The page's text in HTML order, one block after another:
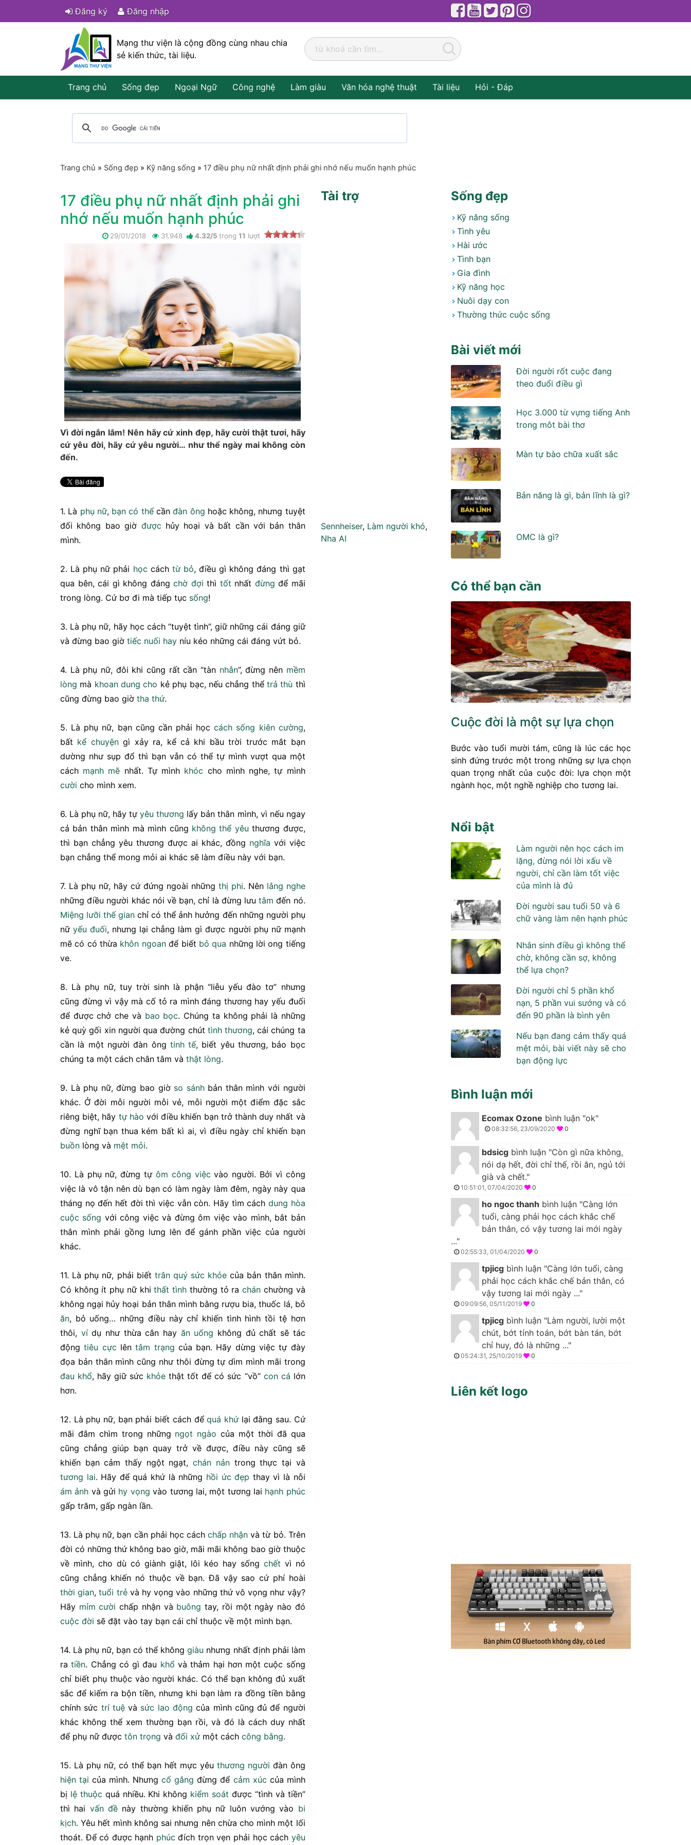
Đăng ký Đăng nhập
Mạng thư viện là cộng đồng cùng nhau chia
sẻ kiến thức, tài liệu.
Trang chủ Sống đẹp Ngoại Ngữ Công nghệ Làm giàu Văn hóa nghệ thuật Tài liệu Hỏi - Đáp
Trang chủ » Sống đẹp » Kỹ năng sống » 17 điều phụ nữ nhất định phải ghi nhớ nếu muốn hạnh phúc
17 điều phụ nữ nhất định phải ghi
nhớ nếu muốn hạnh phúc
29/01/2018 31.948 4.32/5 trong 11 lượt
Vì đời ngắn lắm! Nên hãy cứ xinh đẹp, hãy cười thật tươi, hãy
cứ yêu đời, hãy cứ yêu người… như thể ngày mai không còn
đến.
1. Là phụ nữ, bạn có thểcầnđàn ông hoặc không, nhưng tuyệt
đối không bao giờ được hủy hoại và bất cần với bản thân
mình.
2. Là phụ nữ phải học cách từ bỏ, điều gì không đáng thì gạt
qua bên, cái gì không đángchờ đợi thì tốt nhất đừng để mãi
trong lòng. Cứ bơ đi mà tiếp tục sống!
3. Là phụ nữ, hãy học cách “tuyệt tình”, giữ những cái đáng giữ
và đừng bao giờ tiếc nuối hay níu kéo những cái đáng vứt bỏ.
4. Là phụ nữ, đôi khi cũng rất cần “tàn nhẫn”, đừng nên mềm
lòng mà khoan dung cho kẻ phụ bạc, nếu chẳng thể trả thù thì
cũng đừng bao giờ tha thứ.
5. Là phụ nữ, bạn cũng cần phải họccách sống kiên cường,
bất kể chuyệngì xảy ra, kể cả khi bầu trời trước mắt bạn
dường như sụp đổ thì bạn vẫn có thể tự mình vượt qua một
cách mạnh mẽ nhất. Tự mình khóc cho mình nghe, tự mình
cười cho mình xem.
6. Là phụ nữ, hãy tựyêu thương lấy bản thân mình, vì nếu ngay
cả bản thân mình mà mình cũng không thể yêu thương được,
thì bạn chẳng yêu thương được ai khác, đồng nghĩa với việc
bạn chẳng thể mong mỏi ai khác sẽ làm điều này với bạn.
7. Là phụ nữ, hãy cứ đứng ngoài những thị phi. Nên lắng nghe
những điều người khác nói về bạn, chỉ là đừng lưutâm đến nó.
Miệng lưỡi thế gian chỉ có thể ảnh hưởng đến những người phụ
nữyếu đuối, nhưng lại chẳng làm gì được người phụ nữ mạnh
mẽ có có thừa khôn ngoanđể biết bỏ qua những lời ong tiếng
ve.
8. Là phụ nữ, tuy trời sinh là phận “liễu yếu đào tơ” nhưng
cũng đừng vì vậy mà cố tỏ ra mình đáng thương hay yếu đuối
để được chở che và bao bọc. Chúng ta không phải là những
kẻ quỳ gối xin người qua đường chút tình thương, cái chúng ta
cần là một người đàn ông tinh tế, biết yêu thương, bảo bọc
chúng ta một cách chân tâm và thật lòng.
9. Là phụ nữ, đừng bao giờ so sánhbản thân mình với người
khác. Ở đời mỗi người mỗi vẻ, mỗi người một điểm đặc sắc
riêng biệt, hãy tự hào với điều khiến bạn trở thành duy nhất và
đừng nghĩ bạn thua kém bất kì ai, vì điều ngày chỉ khiến bạn
buồn lòng và mệt mỏi.
10. Là phụ nữ, đừng tự ôm công việc vào người. Bởi vì công
việc là vô tận nên dù bạn có làm ngày làm đêm, ngày này qua
tháng nọ đến hết đời thì việc vẫn còn. Hãy tìm cách dung hòa
cuộc sống với công việc và đừng ôm việc vào mình, bắt bản
thân mình phải gồng lưng lên để gánh phần việc của người
khác.
11. Là phụ nữ, phải biết trân quý sức khỏe của bản thân mình.
Có không ít phụ nữ khithất tình thường tỏ rachán chường và
không ngại hủy hoại bản thân mình bằng rượu bia, thuốc lá, bỏ
ăn, bỏ uống… những điều này chỉ khiến tình hình tồi tệ hơn
thôi, vídụ như thừa cân hay ăn uống không đủ chất sẽ tác
độngtiêu cực lêntâm trạng của bạn. Hãy dừng việc tự đày
đọa bản thân mình cũng như thôi đừng tự dìm mình mãi trong
đau khổ, hãy giữ sức khỏe thật tốt để có sức “vồ” con cá lớn
hơn.
12. Là phụ nữ, bạn phải biết cách đểquá khứlại đằng sau. Cứ
mãi đắm chìm trong những ngọt ngào của một thời đã qua
cũng chẳng giúp bạn quay trở về được, điều này cũng sẽ
khiến bạn cảm thấy ngột ngạt,chán nảntrong thực tại và
tương lai. Hãy để quá khứ là những hồi ức đẹp thay vì là nỗi
ám ảnh và gửi hy vọng vào tương lai, một tương lai hạnh phúc
gấp trăm, gấp ngàn lần.
13. Là phụ nữ, bạn cần phải học cáchchấp nhận và từ bỏ. Trên
đời có những thứ không bao giờ, mãi mãi không bao giờ thuộc
về mình, cho dù có giành giật, lôi kéo hay sống chết vì nó
cũng chẳng khiến nó thuộc về bạn. Đã vậy sao cứ phí hoài
thời gian,tuổi trẻvà hy vọng vào những thứ vô vọng như vậy?
Hãy mỉm cười chấp nhận và buông tay, rồi một ngày nào đó
cuộc đời sẽ đặt vào tay bạn cái chỉ thuộc về một mình bạn.
14. Là phụ nữ, bạn có thể khônggiàu nhưng nhất định phải làm
ratiền. Chẳng có gì đau khổ và thảm hại hơn một cuộc sống
chỉ biết phụ thuộc vào người khác. Có thể bạn không đủ xuất
sắc để kiếm ra bộn tiền, nhưng khi bạn làm ra đồng tiền bằng
chính sức trí tuệvà sức lao động của mình cũng đủ để người
khác không thể xem thường bạn rồi, và đó là cách duy nhất
để phụ nữ được tôn trọng và đối xửmột cách công bằng.
15. Là phụ nữ, có thể bạn hết mực yêu thương người đàn ông
hiện tại của mình. Nhưngcố gắng đừng để cảm xúc của mình
bị lệ thuộc quá nhiều. Khi không kiểm soát được “tình và tiền”
thì hai vấn đềnày thường khiến phụ nữ luôn vướng vào bi
kịch. Yêu hết mình không sai nhưng nên chừa cho mình một lối
thoát. Để có được hạnh phúc đích trọn vẹn phải học cách yêu
Tài trợ
Sennheiser, Làm người khó,
Nha AI
Sống đẹp
Kỹ năng sống
Tình yêu
Hài ước
Tình bạn
Gia đình
Kỹ năng học
Nuôi dạy con
Thường thức cuộc sống
Bài viết mới
Đời người rốt cuộc đang
theo đuổi điều gì
Học 3.000 từ vựng tiếng Anh
trong môt bài thơ
Màn tự bào chữa xuất sắc
Bản năng là gì, bản lĩnh là gì?
OMC là gì?
Có thể bạn cần
Cuộc đời là một sự lựa chọn
Bước vào tuổi mười tám, cũng là lúc các học
sinh đứng trước một trong những sự lựa chọn
quan trọng nhất của cuộc đời: lựa chọn một
ngành học, một nghề nghiệp cho tương lai.
Nổi bật
Làm người nên học cách im
lặng, đừng nói lời xấu về
người, chỉ cần làm tốt việc
của mình là đủ
Đời người sau tuổi 50 và 6
chữ vàng làm nên hạnh phúc
Nhân sinh điều gì không thể
chờ, không cần sợ, không
thể lựa chọn?
Đời người chỉ 5 phần khổ
nạn, 5 phần vui sướng và có
đến 90 phần là bình yên
Nếu bạn đang cảm thấy quá
mệt mỏi, bài viết này sẽ cho
bạn động lực
Bình luận mới
Ecomax Ozone bình luận "ok"
08:32:56, 23/09/2020 0
bdsicg bình luận "Còn gì nữa không,
nói dạ hết, đời chỉ thế, rồi ăn, ngủ tới
già và chết."
10:51:01, 07/04/2020 0
ho ngoc thanh bình luận "Càng lớn
tuổi, càng phải học cách khắc chế
bản thân, có vậy tương lai mới ngày
..."
02:55:33, 01/04/2020 0
tpjicg bình luận "Càng lớn tuổi, càng
phải học cách khắc chế bản thân, có
vậy tương lai mới ngày ..."
09:09:56, 05/11/2019 0
tpjicg bình luận "Làm người, lười một
chút, bớt tính toán, bớt bàn tán, bớt
chỉ huy, đó là những ..."
05:24:31, 25/10/2019 0
Liên kết logo